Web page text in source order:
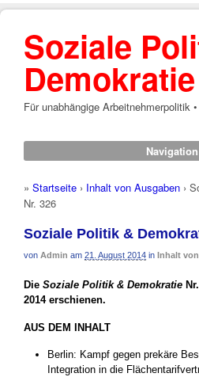
Soziale
Demokratie
Für unabhängige Arbeitnehmerpolitik
Navigation
» Startseite › Inhalt von Ausgaben ›
Nr. 326
Soziale Politik &
von Admin am 21. August 2014 in Inhalt
Die Soziale Politik & Demokratie
2014 erschienen.
AUS DEM INHALT
Berlin: Kampf gegen prekäre
Integration in die